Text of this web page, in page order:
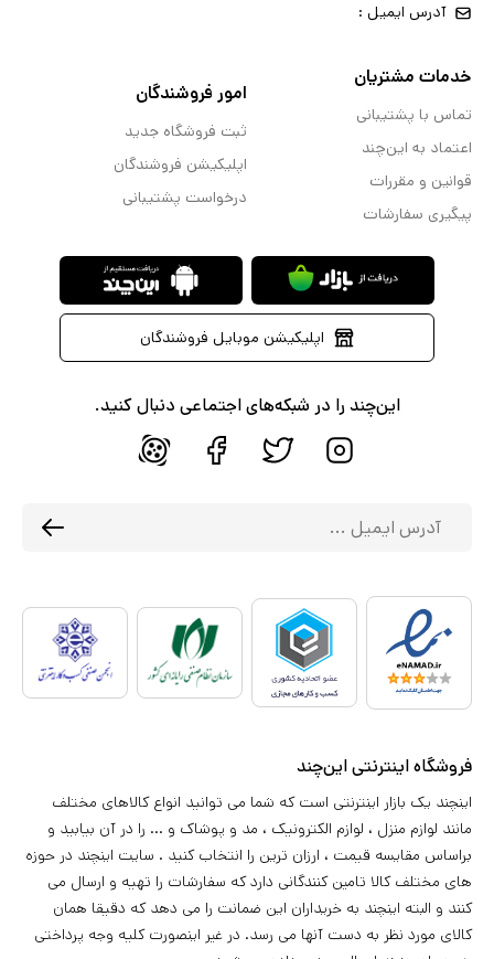
آدرس ایمیل :
خدمات مشتریان
تماس با پشتیبانی
اعتماد به این‌چند
قوانین و مقررات
پیگیری سفارشات
امور فروشندگان
ثبت فروشگاه جدید
اپلیکیشن فروشندگان
درخواست پشتیبانی
اپلیکیشن موبایل فروشندگان
این‌چند را در شبکه‌های اجتماعی دنبال کنید.
فروشگاه اینترنتی این‌چند
اینچند یک بازار اینترنتی است که شما می توانید انواع کالاهای مختلف
مانند لوازم منزل ، لوازم الکترونیک ، مد و پوشاک و ... را در آن بیابید و
براساس مقایسه قیمت ، ارزان ترین را انتخاب کنید . سایت اینچند در حوزه
های مختلف کالا تامین کنندگانی دارد که سفارشات را تهیه و ارسال می
کنند و البته اینچند به خریداران این ضمانت را می دهد که دقیقا همان
کالای مورد نظر به دست آنها می رسد. در غیر اینصورت کلیه وجه پرداختی